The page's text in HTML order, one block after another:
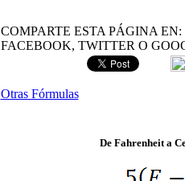
COMPARTE ESTA PÁGINA EN:
FACEBOOK, TWITTER O
Otras Fórmulas
De Fahrenheit a